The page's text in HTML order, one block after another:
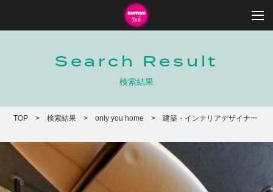
Search Result
検索結果
TOP 検索結果 only you home 建築・インテリアデザイナー